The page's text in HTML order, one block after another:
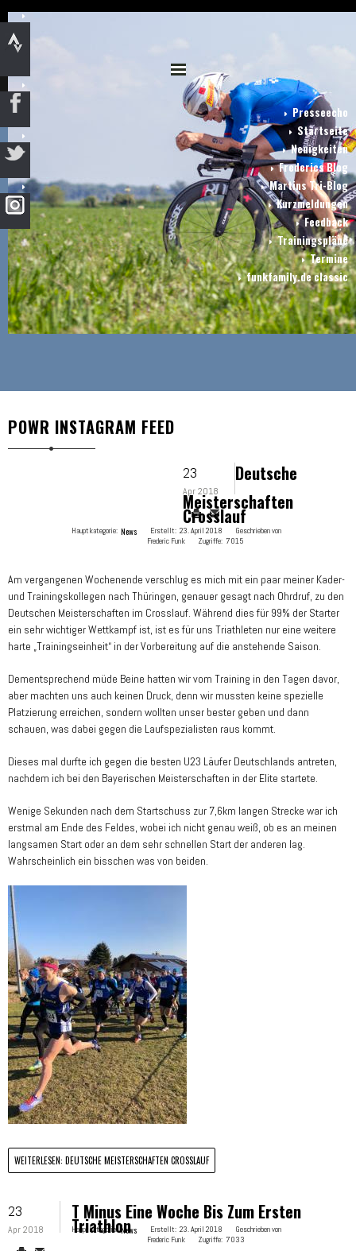
Presseecho
Startseite
Neuigkeiten
Frederics Blog
Martins Tri-Blog
Kurzmeldungen
Feedback
Trainingspläne
Termine
funkfamily.de classic
POWR INSTAGRAM FEED
23
Apr 2018
Deutsche
Meisterschaften
Crosslauf
Hauptkategorie: News Erstellt: 23. April 2018
Geschrieben von
Frederic Funk
Zugriffe: 7015
Am vergangenen Wochenende verschlug es mich mit ein paar meiner Kader-
und Trainingskollegen nach Thüringen, genauer gesagt nach Ohrdruf, zu den
Deutschen Meisterschaften im Crosslauf. Während dies für 99% der Starter
ein sehr wichtiger Wettkampf ist, ist es für uns Triathleten nur eine weitere
harte „Trainingseinheit“ in der Vorbereitung auf die anstehende Saison.
Dementsprechend müde Beine hatten wir vom Training in den Tagen davor,
aber machten uns auch keinen Druck, denn wir mussten keine spezielle
Platzierung erreichen, sondern wollten unser bester geben und dann
schauen, was dabei gegen die Laufspezialisten raus kommt.
Dieses mal durfte ich gegen die besten U23 Läufer Deutschlands antreten,
nachdem ich bei den Bayerischen Meisterschaften in der Elite startete.
Wenige Sekunden nach dem Startschuss zur 7,6km langen Strecke war ich
erstmal am Ende des Feldes, wobei ich nicht genau weiß, ob es an meinen
langsamen Start oder an dem sehr schnellen Start der anderen lag.
Wahrscheinlich ein bisschen was von beiden.
WEITERLESEN: DEUTSCHE MEISTERSCHAFTEN CROSSLAUF
23
Apr 2018
T Minus Eine Woche Bis Zum Ersten
Triathlon
Hauptkategorie: News Erstellt: 23. April 2018
Geschrieben von
Frederic Funk
Zugriffe: 7033